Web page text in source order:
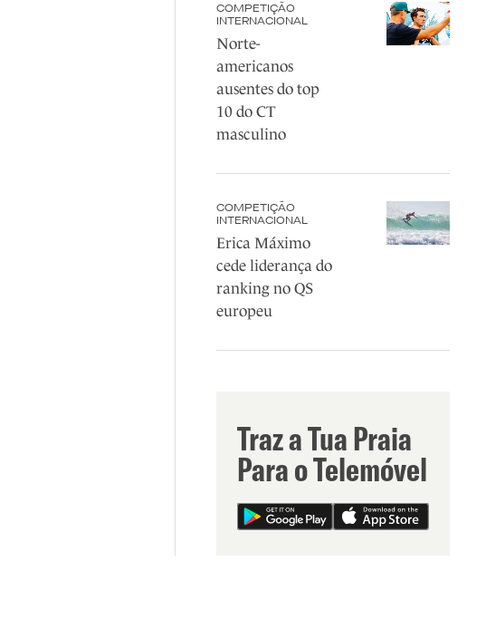
COMPETIÇÃO
INTERNACIONAL
Norte-
americanos
ausentes do top
10 do CT
masculino
COMPETIÇÃO
INTERNACIONAL
Erica Máximo
cede liderança do
ranking no QS
europeu
Traz a Tua Praia
Para o Telemóvel